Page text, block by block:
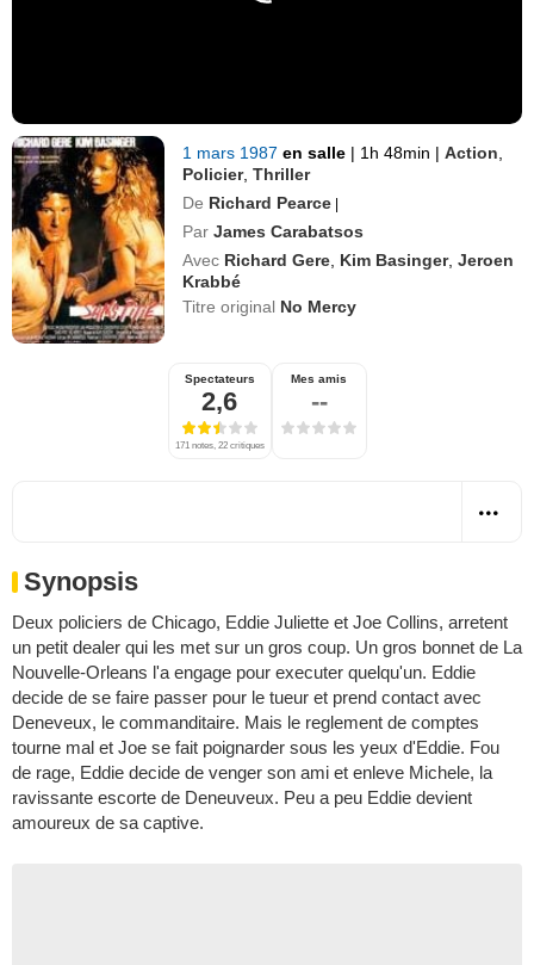
1 mars 1987en salle | 1h 48min | Action
Policier,Thriller
De Richard Pearce |
Par James Carabatsos
Avec Richard Gere Kim Basinger,Jeroen
Krabbé
Titre original No Mercy
Spectateurs
2,6
171 notes, 22 critiques
Mes amis
--
Synopsis
Deux policiers de Chicago, Eddie Juliette et Joe Collins, arretent
un petit dealer qui les met sur un gros coup. Un gros bonnet de La
Nouvelle-Orleans l'a engage pour executer quelqu'un. Eddie
decide de se faire passer pour le tueur et prend contact avec
Deneveux, le commanditaire. Mais le reglement de comptes
tourne mal et Joe se fait poignarder sous les yeux d'Eddie. Fou
de rage, Eddie decide de venger son ami et enleve Michele, la
ravissante escorte de Deneuveux. Peu a peu Eddie devient
amoureux de sa captive.